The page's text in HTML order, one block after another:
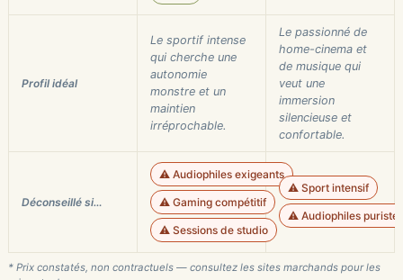
Profil idéal
Le sportif intense
qui cherche une
autonomie
monstre et un
maintien
irréprochable.
Le passionné de
home-cinema et
de musique qui
veut une
immersion
silencieuse et
confortable.
Déconseillé si…
⚠️ Audiophiles exigeants
⚠️ Gaming compétitif
⚠️ Sessions de studio
⚠️ Sport intensif
⚠️ Audiophiles
* Prix constatés, non contractuels — consultez les sites marchands pour les